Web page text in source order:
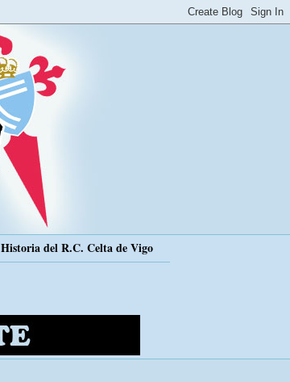
Historia del R.C. Celta de Vigo